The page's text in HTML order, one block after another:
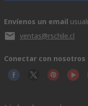
Envíenos un email
ventas@rschile.cl
Conectar con nosotros